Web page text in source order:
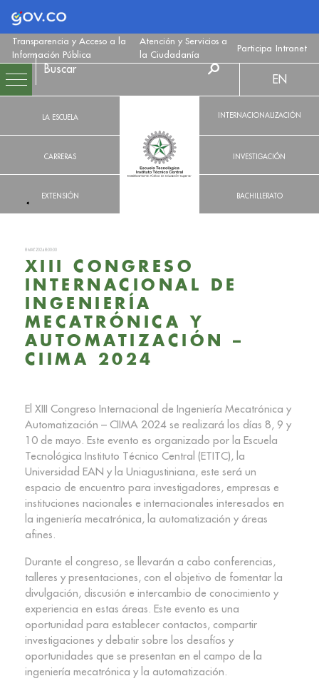
Logo Gobierno de Colombia
Transparencia y Acceso a la
Información Pública
Atención y Servicios a
la Ciudadanía
Participa Intranet
LA ESCUELA
CARRERAS
EXTENSIÓN
EN
INTERNACIONALIZACIÓN
INVESTIGACIÓN
BACHILLERATO
8 MAY. 2024 8:00:00
XIII CONGRESO
INTERNACIONAL DE
INGENIERÍA
MECATRÓNICA Y
AUTOMATIZACIÓN –
CIIMA 2024
El XIII Congreso Internacional de Ingeniería Mecatrónica y
Automatización – CIIMA 2024 se realizará los días 8, 9 y
10 de mayo. Este evento es organizado por la Escuela
Tecnológica Instituto Técnico Central (ETITC), la
Universidad EAN y la Uniagustiniana, este será un
espacio de encuentro para investigadores, empresas e
instituciones nacionales e internacionales interesados en
la ingeniería mecatrónica, la automatización y áreas
afines.
Durante el congreso, se llevarán a cabo conferencias,
talleres y presentaciones, con el objetivo de fomentar la
divulgación, discusión e intercambio de conocimiento y
experiencia en estas áreas. Este evento es una
oportunidad para establecer contactos, compartir
investigaciones y debatir sobre los desafíos y
oportunidades que se presentan en el campo de la
ingeniería mecatrónica y la automatización.